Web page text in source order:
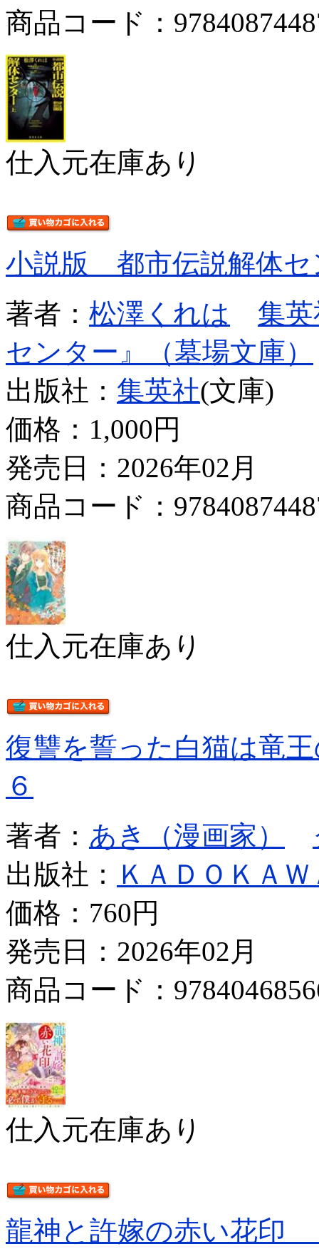
商品コード：
仕入元在庫あり
小説版 都市伝説解体
著者： 松澤くれは
集
センター』（墓場文庫）
出版社： 集英社(文庫)
価格： 1,000円
発売日：2026年02月
商品コード：
仕入元在庫あり
復讐を誓った白猫は竜
６
著者： あき（漫画家）
出版社： ＫＡＤＯＫＡＷ
価格： 760円
発売日：2026年02月
商品コード：
仕入元在庫あり
龍神と許嫁の赤い花印